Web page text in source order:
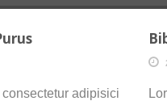
adipisici